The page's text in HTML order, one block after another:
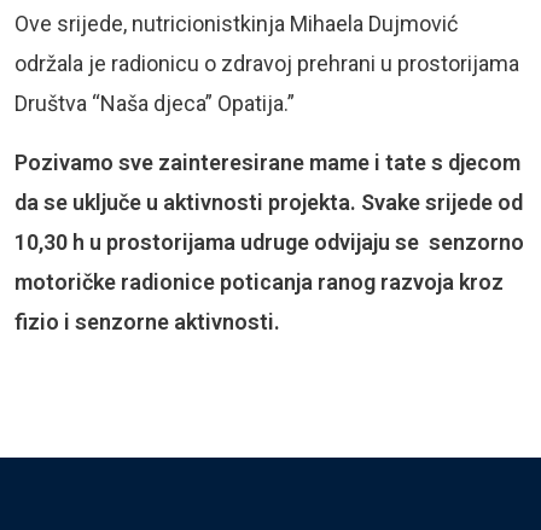
Ove srijede, nutricionistkinja Mihaela Dujmović
održala je radionicu o zdravoj prehrani u prostorijama
Društva “Naša djeca” Opatija.”
Pozivamo sve zainteresirane mame i tate s djecom
da se uključe u aktivnosti projekta. Svake srijede od
10,30 h u prostorijama udruge odvijaju se senzorno
motoričke radionice poticanja ranog razvoja kroz
fizio i senzorne aktivnosti.